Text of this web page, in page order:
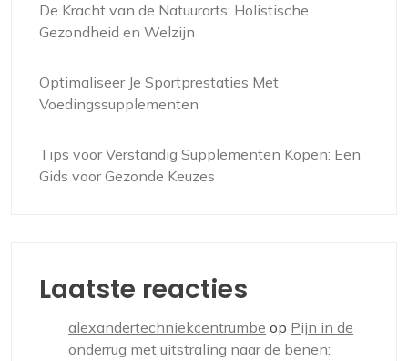
De Kracht van de Natuurarts: Holistische
Gezondheid en Welzijn
Optimaliseer Je Sportprestaties Met
Voedingssupplementen
Tips voor Verstandig Supplementen Kopen: Een
Gids voor Gezonde Keuzes
Laatste reacties
alexandertechniekcentrumbe op Pijn in de
onderrug met uitstraling naar de benen: